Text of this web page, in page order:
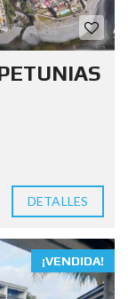
DETALLES
¡VENDIDA!